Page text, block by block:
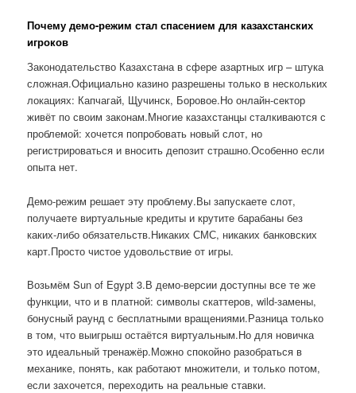
Почему демо-режим стал спасением для казахстанских
игроков
Законодательство Казахстана в сфере азартных игр – штука
сложная.Официально казино разрешены только в нескольких
локациях: Капчагай, Щучинск, Боровое.Но онлайн-сектор
живёт по своим законам.Многие казахстанцы сталкиваются с
проблемой: хочется попробовать новый слот, но
регистрироваться и вносить депозит страшно.Особенно если
опыта нет.
Демо-режим решает эту проблему.Вы запускаете слот,
получаете виртуальные кредиты и крутите барабаны без
каких-либо обязательств.Никаких СМС, никаких банковских
карт.Просто чистое удовольствие от игры.
Возьмём Sun of Egypt 3.В демо-версии доступны все те же
функции, что и в платной: символы скаттеров, wild-замены,
бонусный раунд с бесплатными вращениями.Разница только
в том, что выигрыш остаётся виртуальным.Но для новичка
это идеальный тренажёр.Можно спокойно разобраться в
механике, понять, как работают множители, и только потом,
если захочется, переходить на реальные ставки.